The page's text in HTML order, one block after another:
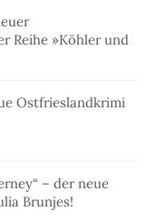
Reihe »Köhler und
Ostfrieslandkrimi
– der neue
Brunjes!